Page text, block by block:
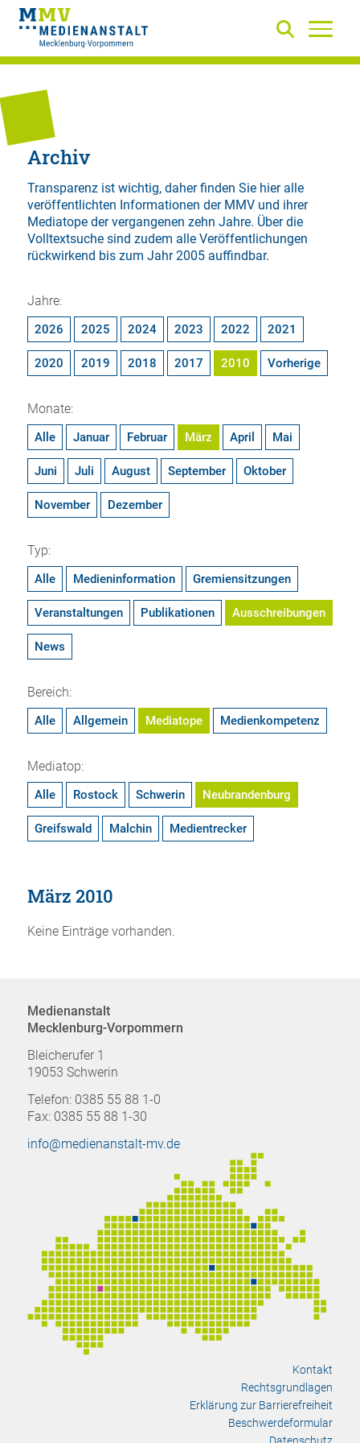
Archiv
Transparenz ist wichtig, daher finden Sie hier alle
veröffentlichten Informationen der MMV und ihrer
Mediatope der vergangenen zehn Jahre. Über die
Volltextsuchesind zudem alle Veröffentlichungen
rückwirkend bis zum Jahr 2005 auffindbar.
Jahre:
2026 2025 2024 2023 2022 2021
2020 2019 2018 2017 2010 Vorherige
Monate:
Alle Januar Februar März April Mai
Juni Juli August September Oktober
November Dezember
Typ:
Alle Medieninformation Gremiensitzungen
Veranstaltungen Publikationen Ausschreibungen
News
Bereich:
Alle Allgemein Mediatope Medienkompetenz
Mediatop:
Alle Rostock Schwerin Neubrandenburg
Greifswald Malchin Medientrecker
März 2010
Keine Einträge vorhanden.
Medienanstalt
Mecklenburg-Vorpommern
Bleicherufer 1
19053 Schwerin
Telefon: 0385 55 88 1-0
Fax: 0385 55 88 1-30
info@medienanstalt-mv.de
Kontakt
Rechtsgrundlagen
Erklärung zur Barrierefreiheit
Beschwerdeformular
Datenschutz